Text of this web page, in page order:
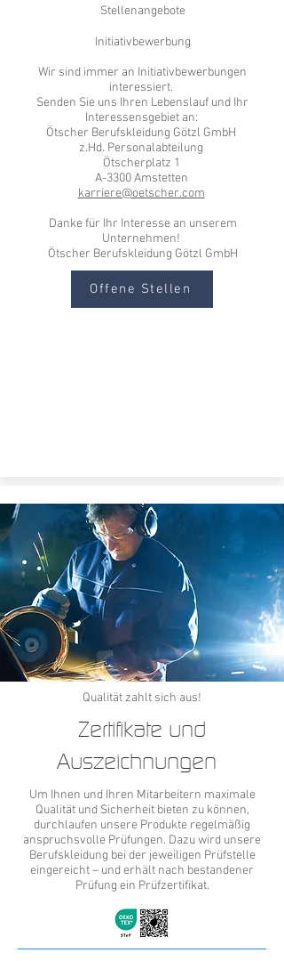
Stellenangebote
Initiativbewerbung
Wir sind immer an Initiativbewerbungen
interessiert.
Senden Sie uns Ihren Lebenslauf und Ihr
Interessensgebiet an:
Ötscher Berufskleidung Götzl GmbH
z.Hd. Personalabteilung
Ötscherplatz 1
A-3300 Amstetten
karriere@oetscher.com
Danke für Ihr Interesse an unserem
Unternehmen!
Ötscher Berufskleidung Götzl GmbH
Offene Stellen
Qualität zahlt sich aus!
Zertifikate und
Auszeichnungen
Um Ihnen und Ihren Mitarbeitern maximale
Qualität und Sicherheit bieten zu können,
durchlaufen unsere Produkte regelmäßig
anspruchsvolle Prüfungen. Dazu wird unsere
Berufskleidung bei der jeweiligen Prüfstelle
eingereicht – und erhält nach bestandener
Prüfung ein Prüfzertifikat.